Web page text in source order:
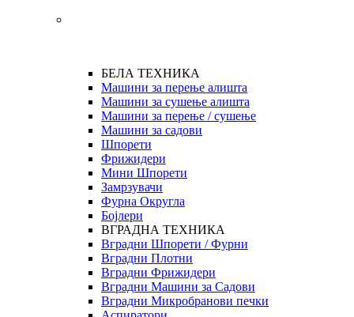
БЕЛА ТЕХНИКА
Машини за перење алишта
Машини за сушење алишта
Машини за перење / сушење
Машини за садови
Шпорети
Фрижидери
Мини Шпорети
Замрзувачи
Фурна Округла
Бојлери
ВГРАДНА ТЕХНИКА
Вградни Шпорети / Фурни
Вградни Плотни
Вградни Фрижидери
Вградни Машини за Садови
Вградни Микробранови печки